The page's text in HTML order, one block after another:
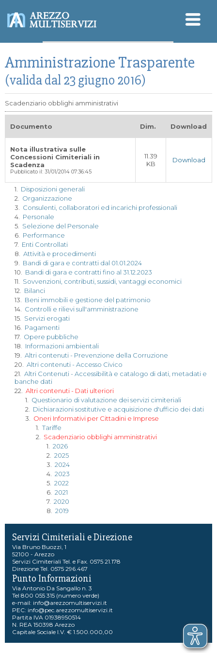
Qualità - Ambiente
Modello Organizzativo
D.Lgs. 196/2003 (Privacy)
Amministrazione Trasparente
(valida dal 23 giugno 2016)
Scadenziario obblighi amministrativi
Documento Dim. Download
Nota illustrativa sulle
Concessioni Cimiteriali in
Scadenza
Pubblicato il: 31/01/2014 07:36:45
11.39
KB
Download
1. Disposizioni generali
2. Organizzazione
3. Consulenti, collaboratori ed incarichi professionali
4. Personale
5. Selezione del Personale
6. Performance
7. Enti Controllati
8. Attività e procedimenti
9. Bandi di gara e contratti dal 01.01.2024
10. Bandi di gara e contratti fino al 31.12.2023
11. Sovvenzioni, contributi, sussidi, vantaggi economici
12. Bilanci
13. Beni immobili e gestione del patrimonio
14. Controlli e rilievi sull'amministrazione
15. Servizi erogati
16. Pagamenti
17. Opere pubbliche
18. Informazioni ambientali
19. Altri contenuti - Prevenzione della Corruzione
20. Altri contenuti - Accesso Civico
21. Altri Contenuti - Accessibilità e catalogo di dati, metadati e
banche dati
22. Altri contenuti - Dati ulteriori
1. Questionario di valutazione dei servizi cimiteriali
2. Dichiarazioni sostitutive e acquisizione d'ufficio dei dati
3. Oneri Informativi per Cittadini e Imprese
1. Tariffe
2. Scadenziario obblighi amministrativi
1. 2026
2. 2025
3. 2024
4. 2023
5. 2022
6. 2021
7. 2020
8. 2019
Servizi Cimiteriali e Direzione
Via Bruno Buozzi, 1
52100 - Arezzo
Servizi Cimiteriali Tel. e Fax. 0575 21.178
Direzione Tel. 0575 296.467
Punto Informazioni
Via Antonio Da Sangallo n. 3
Tel 800 055 315 (numero verde)
e-mail: info@arezzomultiservizi.it
PEC: info@pec.arezzomultiservizi.it
Partita IVA 01938950514
N. REA 150398 Arezzo
Capitale Sociale I.V. € 1.500.000,00